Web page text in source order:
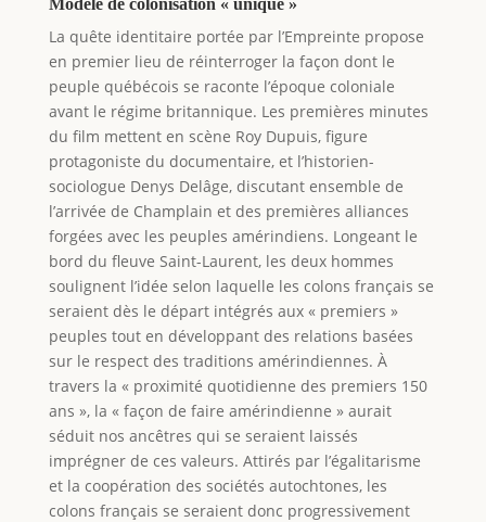
La quête identitaire portée par l’Empreinte propose
en premier lieu de réinterroger la façon dont le
peuple québécois se raconte l’époque coloniale
avant le régime britannique. Les premières minutes
du film mettent en scène Roy Dupuis, figure
protagoniste du documentaire, et l’historien-
sociologue Denys Delâge, discutant ensemble de
l’arrivée de Champlain et des premières alliances
forgées avec les peuples amérindiens. Longeant le
bord du fleuve Saint-Laurent, les deux hommes
soulignent l’idée selon laquelle les colons français se
seraient dès le départ intégrés aux « premiers »
peuples tout en développant des relations basées
sur le respect des traditions amérindiennes. À
travers la « proximité quotidienne des premiers 150
ans », la « façon de faire amérindienne » aurait
séduit nos ancêtres qui se seraient laissés
imprégner de ces valeurs. Attirés par l’égalitarisme
et la coopération des sociétés autochtones, les
colons français se seraient donc progressivement